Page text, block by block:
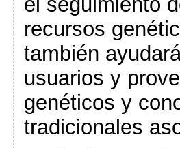
recursos
también
usuarios y
genéticos y
tradicionales